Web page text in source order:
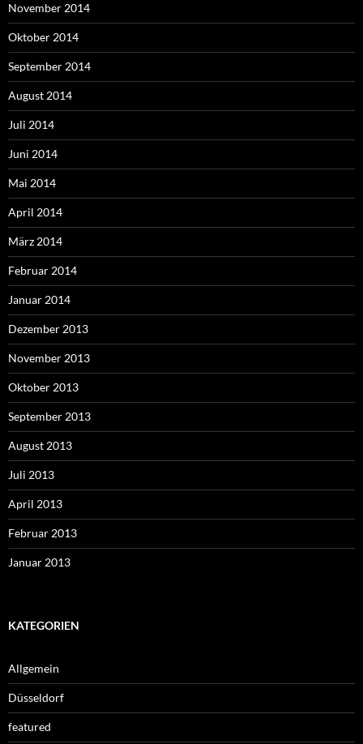
November 2014
Oktober 2014
September 2014
August 2014
Juli 2014
Juni 2014
Mai 2014
April 2014
März 2014
Februar 2014
Januar 2014
Dezember 2013
November 2013
Oktober 2013
September 2013
August 2013
Juli 2013
April 2013
Februar 2013
Januar 2013
KATEGORIEN
Allgemein
Düsseldorf
featured